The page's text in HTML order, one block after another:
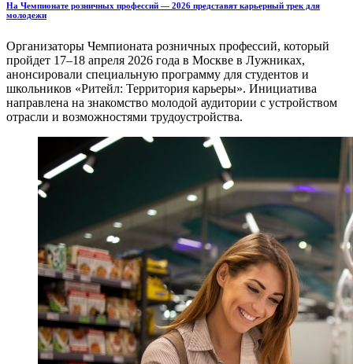
На Чемпионате розничных профессий — 2026 представят карьерный трек для
молодежи
Организаторы Чемпионата розничных профессий, который
пройдет 17–18 апреля 2026 года в Москве в Лужниках,
анонсировали специальную программу для студентов и
школьников «Ритейл: Территория карьеры». Инициатива
направлена на знакомство молодой аудитории с устройством
отрасли и возможностями трудоустройства.